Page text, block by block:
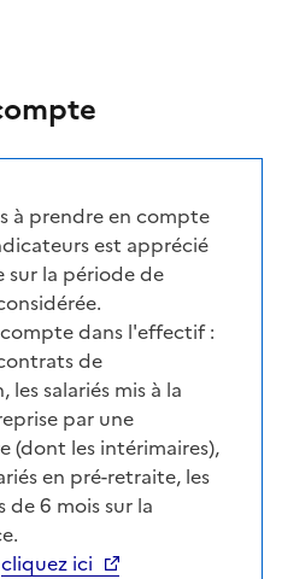
à prendre en compte
est apprécié
la période de
dans l'effectif :
de
salariés mis à la
par une
(dont les intérimaires),
en pré-retraite, les
de 6 mois sur la
cliquez ici